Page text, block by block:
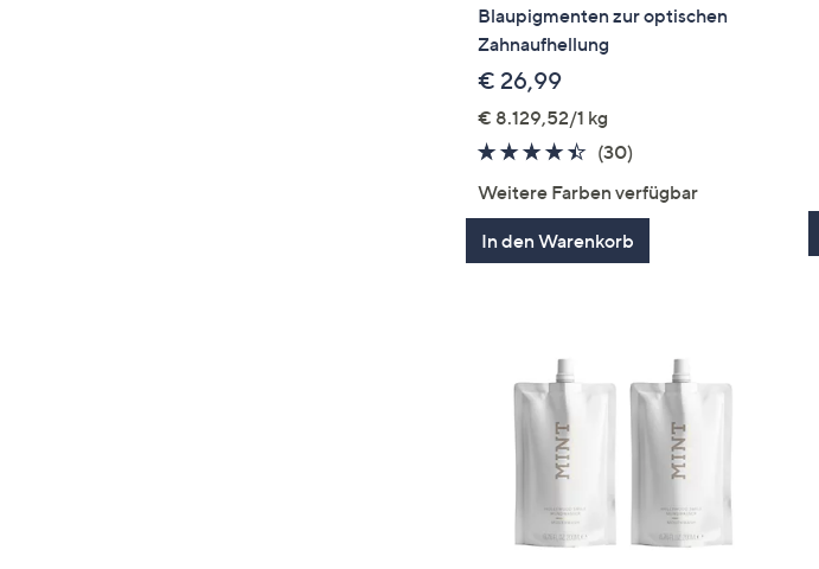
Blaupigmenten zur optischen
Zahnaufhellung
€ 26,99
€ 8.129,52/1 kg
4.4
5
(30)30
Weitere Farben verfügbar
In den Warenkorb